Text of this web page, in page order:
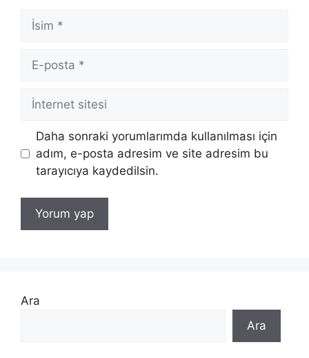
İsim
posta
İnternet
Daha sonraki yorumlarımda kullanılması için
adım, e-posta adresim ve site adresim bu
tarayıcıya kaydedilsin.
Ara
Ara